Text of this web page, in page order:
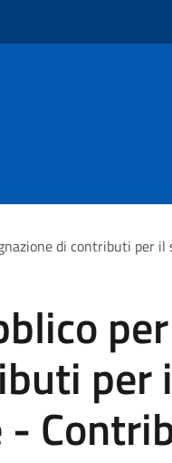
di contributi per
per
per
-